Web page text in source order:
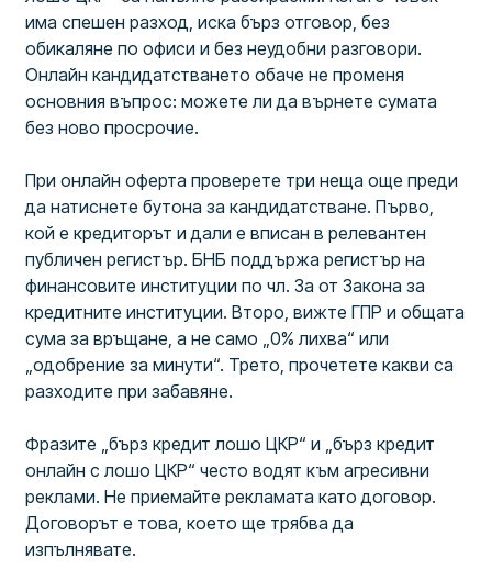
има спешен разход, иска бърз отговор, без
обикаляне по офиси и без неудобни разговори.
Онлайн кандидатстването обаче не променя
основния въпрос: можете ли да върнете сумата
без ново просрочие.
При онлайн оферта проверете три неща още преди
да натиснете бутона за кандидатстване. Първо,
кой е кредиторът и дали е вписан в релевантен
публичен регистър. БНБ поддържа регистър на
финансовите институции по чл. 3а от Закона за
кредитните институции. Второ, вижте ГПР и общата
сума за връщане, а не само „0% лихва“ или
„одобрение за минути“. Трето, прочетете какви са
разходите при забавяне.
Фразите „бърз кредит лошо ЦКР“ и „бърз кредит
онлайн с лошо ЦКР“ често водят към агресивни
реклами. Не приемайте рекламата като договор.
Договорът е това, което ще трябва да
изпълнявате.